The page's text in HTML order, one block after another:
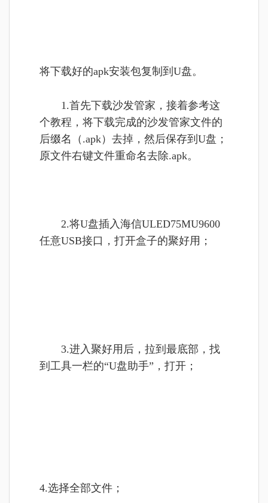
将下载好的apk安装包复制到U盘。
1.首先下载沙发管家，接着参考这
个教程，将下载完成的沙发管家文件的
后缀名（.apk）去掉，然后保存到U盘；
原文件右键文件重命名去除.apk。
2.将U盘插入海信ULED75MU9600
任意USB接口，打开盒子的聚好用；
3.进入聚好用后，拉到最底部，找
到工具一栏的“U盘助手”，打开；
4.选择全部文件；